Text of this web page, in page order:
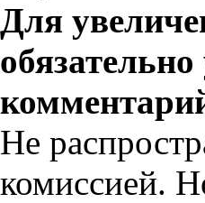
Для
Не
комиссией.